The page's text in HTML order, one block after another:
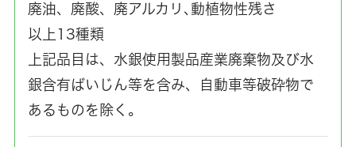
廃油、廃酸、廃アルカリ､動植物性残さ
以上13種類
上記品目は、水銀使用製品産業廃棄物及び水
銀含有ばいじん等を含み、自動車等破砕物で
あるものを除く。